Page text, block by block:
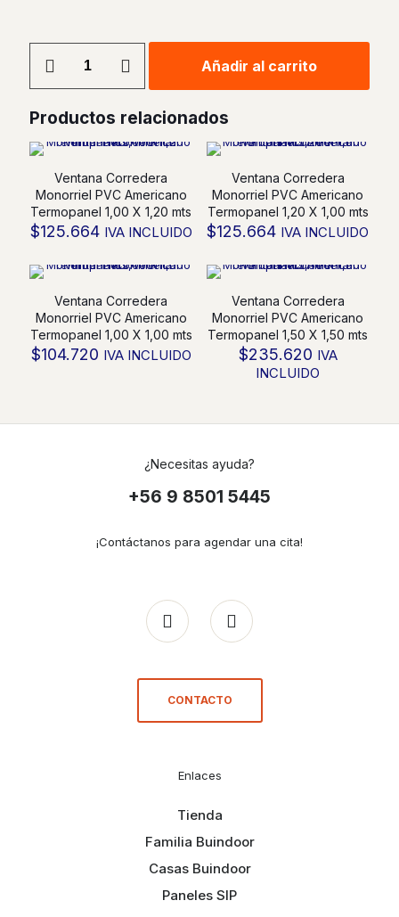
Corredera
Americano
1,00
mts
cantidad
Añadir al carrito
Productos relacionados
Ventana Corredera
Monorriel PVC Americano
Termopanel 1,00 X 1,20 mts
$125.664 IVA INCLUIDO
Ventana Corredera
Monorriel PVC Americano
Termopanel 1,20 X 1,00 mts
$125.664 IVA INCLUIDO
Ventana Corredera
Monorriel PVC Americano
Termopanel 1,00 X 1,00 mts
$104.720 IVA INCLUIDO
Ventana Corredera
Monorriel PVC Americano
Termopanel 1,50 X 1,50 mts
$235.620 IVA
INCLUIDO
¿Necesitas ayuda?
+56 9 8501 5445
¡Contáctanos para agendar una cita!
CONTACTO
Enlaces
Tienda
Familia Buindoor
Casas Buindoor
Paneles SIP